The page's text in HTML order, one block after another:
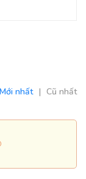
Mới nhất | Cũ nhất